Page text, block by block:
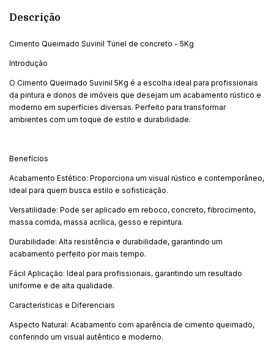
Descrição
Cimento Queimado Suvinil Túnel de concreto - 5Kg
Introdução
O Cimento Queimado Suvinil 5Kg é a escolha ideal para profissionais
da pintura e donos de imóveis que desejam um acabamento rústico e
moderno em superfícies diversas. Perfeito para transformar
ambientes com um toque de estilo e durabilidade.
Benefícios
Acabamento Estético: Proporciona um visual rústico e contemporâneo,
ideal para quem busca estilo e sofisticação.
Versatilidade: Pode ser aplicado em reboco, concreto, fibrocimento,
massa corrida, massa acrílica, gesso e repintura.
Durabilidade: Alta resistência e durabilidade, garantindo um
acabamento perfeito por mais tempo.
Fácil Aplicação: Ideal para profissionais, garantindo um resultado
uniforme e de alta qualidade.
Características e Diferenciais
Aspecto Natural: Acabamento com aparência de cimento queimado,
conferindo um visual autêntico e moderno.